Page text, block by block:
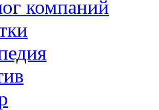
компаний